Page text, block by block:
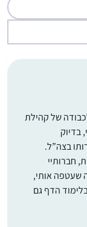
של קהילת
בדיוק
בצה”ל.
חברותיי
שעטפה אותי,
הדף גם